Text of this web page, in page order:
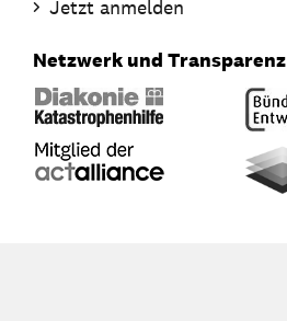
Jetzt anmelden
Netzwerk und Transparenz